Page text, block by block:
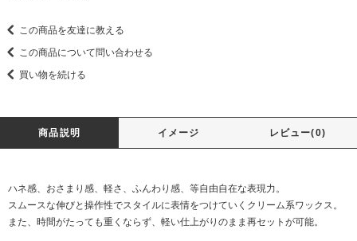
この商品を友達に教える
この商品について問い合わせる
買い物を続ける
商品説明 イメージ レビュー(0)
ハネ感、おさまり感、軽さ、ふんわり感、等自由自在な表現力。
スムースな伸びと操作性でスタイルに表情をつけていくクリーム系ワックス。
また、時間がたっても重くならず、軽い仕上がりのまま再セットが可能。